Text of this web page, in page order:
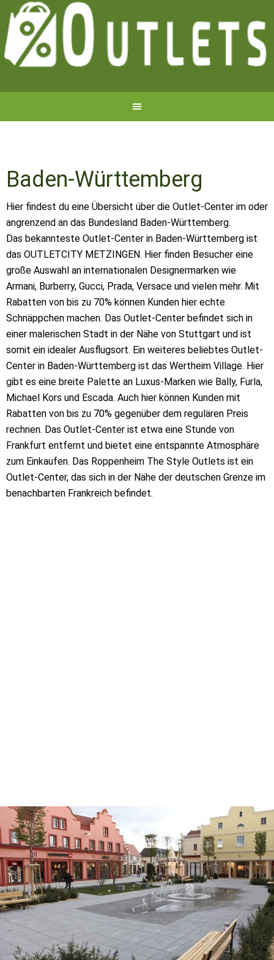
Baden-Württemberg
Hier findest du eine Übersicht über die Outlet-Center im oder
angrenzend an das Bundesland Baden-Württemberg.
Das bekannteste Outlet-Center in Baden-Württemberg ist
das OUTLETCITY METZINGEN. Hier finden Besucher eine
große Auswahl an internationalen Designermarken wie
Armani, Burberry, Gucci, Prada, Versace und vielen mehr. Mit
Rabatten von bis zu 70% können Kunden hier echte
Schnäppchen machen. Das Outlet-Center befindet sich in
einer malerischen Stadt in der Nähe von Stuttgart und ist
somit ein idealer Ausflugsort. Ein weiteres beliebtes Outlet-
Center in Baden-Württemberg ist das Wertheim Village. Hier
gibt es eine breite Palette an Luxus-Marken wie Bally, Furla,
Michael Kors und Escada. Auch hier können Kunden mit
Rabatten von bis zu 70% gegenüber dem regulären Preis
rechnen. Das Outlet-Center ist etwa eine Stunde von
Frankfurt entfernt und bietet eine entspannte Atmosphäre
zum Einkaufen. Das Roppenheim The Style Outlets ist ein
Outlet-Center, das sich in der Nähe der deutschen Grenze im
benachbarten Frankreich befindet.